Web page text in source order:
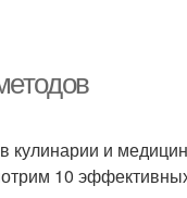
кулинарии и
10